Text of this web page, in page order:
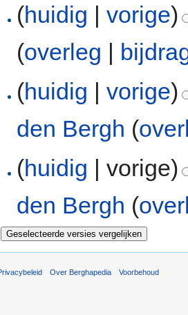
(huidig |vorige)
(overleg |
(huidig |vorige)
den Bergh (
(huidig | vorige)
den Bergh (
Over Berghapedia Voorbehoud